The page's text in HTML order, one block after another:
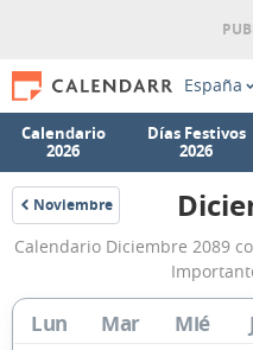
España
Calendario
2026
Días Festivos
2026
Noviembre
2089
Calendario Diciembre 2089
Lun Mar Mié